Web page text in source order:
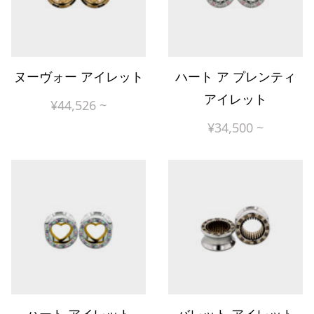
ヌーヴォー アイレット
¥44,526 ~
ハート ア プレンティ
アイレット
¥34,500 ~